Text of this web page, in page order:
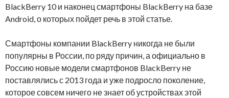
BlackBerry 10 и наконец смартфоны BlackBerry на базе
Android, о которых пойдет речь в этой статье.
Смартфоны компании BlackBerry никогда не были
популярны в России, по ряду причин, а официально в
Россию новые модели смартфонов BlackBerry не
поставлялись с 2013 года и уже подросло поколение,
которое совсем ничего не знает об устройствах этой